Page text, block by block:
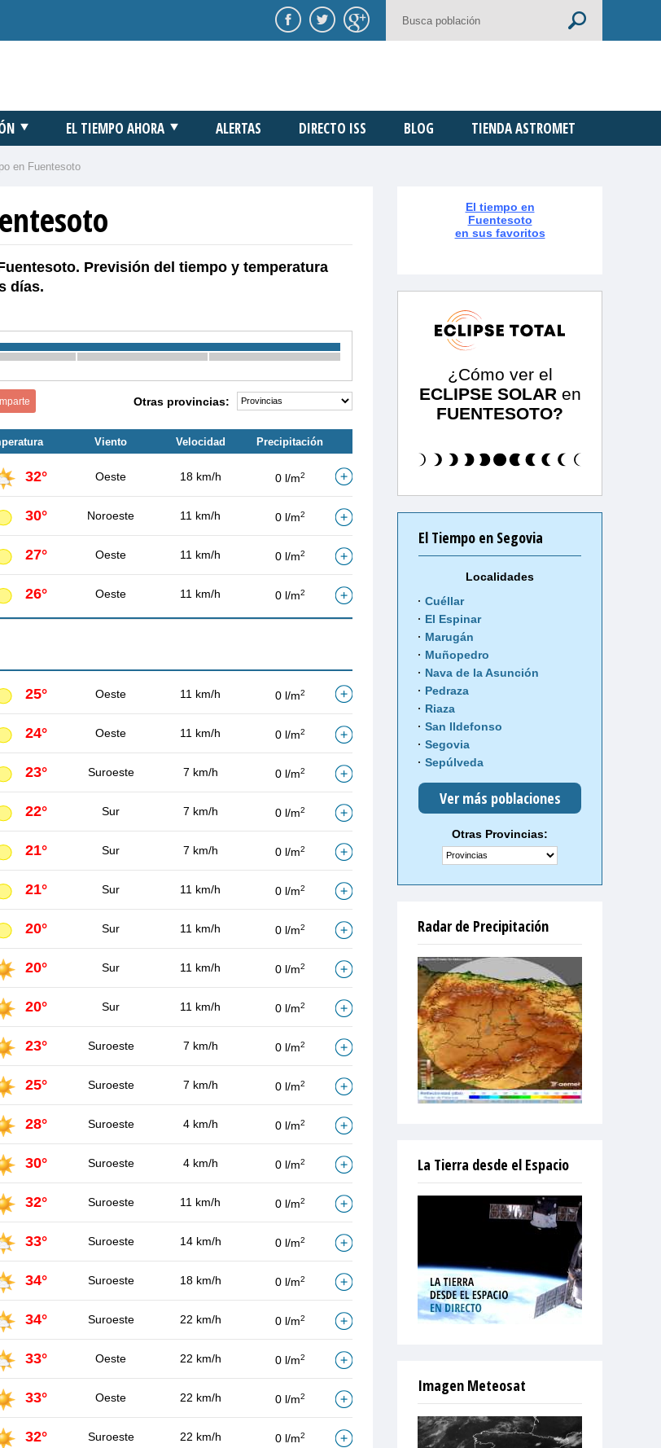
EL TIEMPO AHORA ALERTAS DIRECTO ISS BLOG TIENDA ASTROMET
en Fuentesoto
Previsión del tiempo y temperatura
días.
Otras provincias:
Viento Velocidad Precipitación
32° Oeste 18 km/h 0 l/m2
30° Noroeste 11 km/h 0 l/m2
27° Oeste 11 km/h 0 l/m2
26° Oeste 11 km/h 0 l/m2
25° Oeste 11 km/h 0 l/m2
24° Oeste 11 km/h 0 l/m2
23° Suroeste 7 km/h 0 l/m2
22° Sur 7 km/h 0 l/m2
21° Sur 7 km/h 0 l/m2
21° Sur 11 km/h 0 l/m2
20° Sur 11 km/h 0 l/m2
20° Sur 11 km/h 0 l/m2
20° Sur 11 km/h 0 l/m2
23° Suroeste 7 km/h 0 l/m2
25° Suroeste 7 km/h 0 l/m2
28° Suroeste 4 km/h 0 l/m2
30° Suroeste 4 km/h 0 l/m2
32° Suroeste 11 km/h 0 l/m2
33° Suroeste 14 km/h 0 l/m2
34° Suroeste 18 km/h 0 l/m2
34° Suroeste 22 km/h 0 l/m2
33° Oeste 22 km/h 0 l/m2
33° Oeste 22 km/h 0 l/m2
32° Suroeste 22 km/h 0 l/m2
El tiempo en
Fuentesoto
en sus favoritos
¿Cómo ver el
ECLIPSE SOLAR en
FUENTESOTO?
El Tiempo en Segovia
Localidades
Cuéllar
El Espinar
Marugán
Muñopedro
Nava de la Asunción
Pedraza
Riaza
San Ildefonso
Segovia
Sepúlveda
Ver más poblaciones
Otras Provincias:
Radar de Precipitación
La Tierra desde el Espacio
Imagen Meteosat